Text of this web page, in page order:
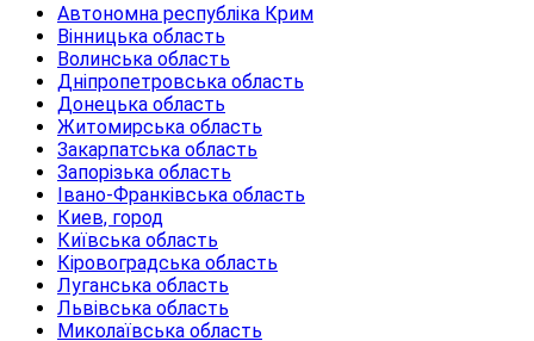
Автономна республіка Крим
Вінницька область
Волинська область
Дніпропетровська область
Донецька область
Житомирська область
Закарпатська область
Запорізька область
Івано-Франківська область
Киев, город
Київська область
Кіровоградська область
Луганська область
Львівська область
Миколаївська область